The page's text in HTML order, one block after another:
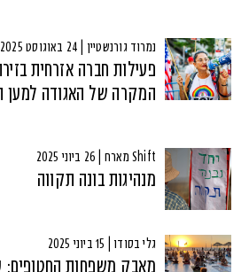
נמרוד גורנשטיין | 24 באוגוסט 2025
פעילות חברה אזרחית
המקרה של האגודה למען
Shift מארח | 26 ביוני 2025
מנהיגות בונה תקווה
גלי בסודו | 15 ביוני 2025